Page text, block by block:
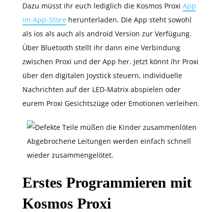
Dazu müsst ihr euch lediglich die Kosmos Proxi App
im App-Store herunterladen. Die App steht sowohl
als ios als auch als android Version zur Verfügung.
Über Bluetooth stellt ihr dann eine Verbindung
zwischen Proxi und der App her. Jetzt könnt ihr Proxi
über den digitalen Joystick steuern, individuelle
Nachrichten auf der LED-Matrix abspielen oder
eurem Proxi Gesichtszüge oder Emotionen verleihen.
Abgebrochene Leitungen werden einfach schnell
wieder zusammengelötet.
Erstes Programmieren mit
Kosmos Proxi